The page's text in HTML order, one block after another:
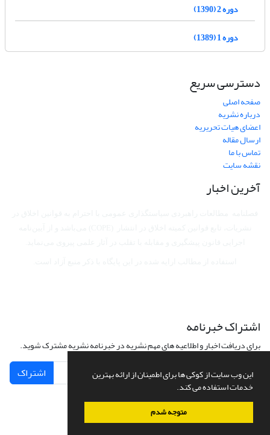
این وب سایت از کوکی ها برای اطمینان از ارائه بهترین
خدمات استفاده می کند.
متوجه شدم
دوره 2 (1390)
دوره 1 (1389)
دسترسی سریع
صفحه اصلی
درباره نشریه
اعضای هیات تحریریه
ارسال مقاله
تماس با ما
نقشه سایت
آخرین اخبار
اشتراک خبرنامه
برای دریافت اخبار و اطلاعیه های مهم نشریه در خبرنامه نشریه مشترک شوید.
اشتراک
سامانه مدیریت نشریات علمی.طراحی و پیاده سازی ازسیناوب